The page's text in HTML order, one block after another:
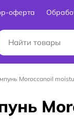
оферта
Moroccanoil